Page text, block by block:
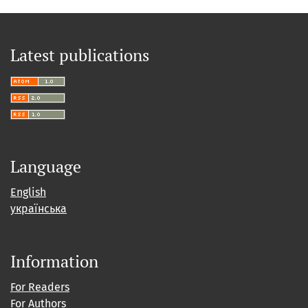
Latest publications
Language
English
українська
Information
For Readers
For Authors